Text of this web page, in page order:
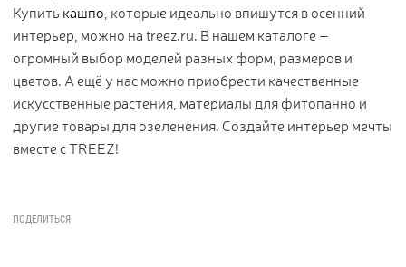
Купить кашпо, которые идеально впишутся в осенний
интерьер, можно на treez.ru. В нашем каталоге –
огромный выбор моделей разных форм, размеров и
цветов. А ещё у нас можно приобрести качественные
искусственные растения, материалы для фитопанно и
другие товары для озеленения. Создайте интерьер мечты
вместе с TREEZ!